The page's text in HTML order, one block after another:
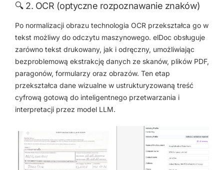
🔍 2. OCR (optyczne rozpoznawanie znaków)
Po normalizacji obrazu technologia OCR przekształca go w
tekst możliwy do odczytu maszynowego. elDoc obsługuje
zarówno tekst drukowany, jak i odręczny, umożliwiając
bezproblemową ekstrakcję danych ze skanów, plików PDF,
paragonów, formularzy oraz obrazów. Ten etap
przekształca dane wizualne w ustrukturyzowaną treść
cyfrową gotową do inteligentnego przetwarzania i
interpretacji przez model LLM.